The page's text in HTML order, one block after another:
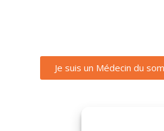
Je suis un Médecin du